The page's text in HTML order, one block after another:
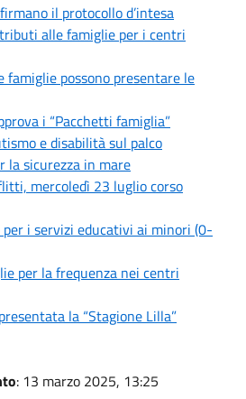
il protocollo d’intesa
alle famiglie per i centri
famiglie possono presentare le
i “Pacchetti famiglia”
e disabilità sul palco
la sicurezza in mare
mercoledì 23 luglio corso
per i servizi educativi ai minori (0-
per la frequenza nei centri
la “Stagione Lilla”
: 13 marzo 2025, 13:25